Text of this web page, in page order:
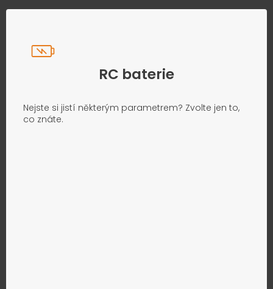
RC baterie
Nejste si jistí některým parametrem? Zvolte jen to,
co znáte.